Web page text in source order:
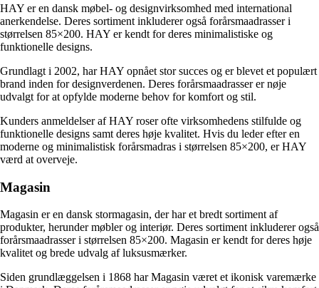
HAY er en dansk møbel- og designvirksomhed med international
anerkendelse. Deres sortiment inkluderer også forårsmaadrasser i
størrelsen 85×200. HAY er kendt for deres minimalistiske og
funktionelle designs.
Grundlagt i 2002, har HAY opnået stor succes og er blevet et populært
brand inden for designverdenen. Deres forårsmaadrasser er nøje
udvalgt for at opfylde moderne behov for komfort og stil.
Kunders anmeldelser af HAY roser ofte virksomhedens stilfulde og
funktionelle designs samt deres høje kvalitet. Hvis du leder efter en
moderne og minimalistisk forårsmadras i størrelsen 85×200, er HAY
værd at overveje.
Magasin
Magasin er en dansk stormagasin, der har et bredt sortiment af
produkter, herunder møbler og interiør. Deres sortiment inkluderer også
forårsmaadrasser i størrelsen 85×200. Magasin er kendt for deres høje
kvalitet og brede udvalg af luksusmærker.
Siden grundlæggelsen i 1868 har Magasin været et ikonisk varemærke